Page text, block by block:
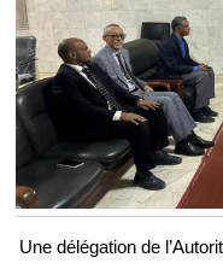
Une délégation de